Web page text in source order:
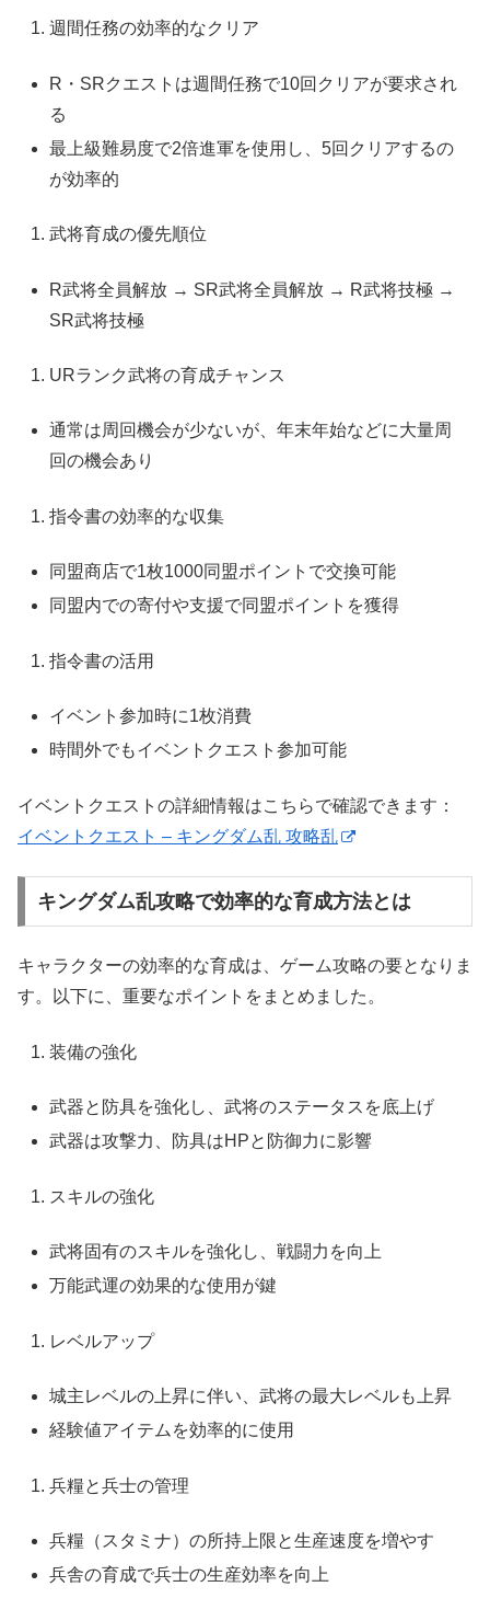
週間任務の効率的なクリア
R・SRクエストは週間任務で10回クリアが要求され
る
最上級難易度で2倍進軍を使用し、5回クリアするの
が効率的
武将育成の優先順位
R武将全員解放 → SR武将全員解放 → R武将技極 →
SR武将技極
URランク武将の育成チャンス
通常は周回機会が少ないが、年末年始などに大量周
回の機会あり
指令書の効率的な収集
同盟商店で1枚1000同盟ポイントで交換可能
同盟内での寄付や支援で同盟ポイントを獲得
指令書の活用
イベント参加時に1枚消費
時間外でもイベントクエスト参加可能
イベントクエストの詳細情報はこちらで確認できます：
イベントクエスト – キングダム乱 攻略乱
キングダム乱攻略で効率的な育成方法とは
キャラクターの効率的な育成は、ゲーム攻略の要となりま
す。以下に、重要なポイントをまとめました。
装備の強化
武器と防具を強化し、武将のステータスを底上げ
武器は攻撃力、防具はHPと防御力に影響
スキルの強化
武将固有のスキルを強化し、戦闘力を向上
万能武運の効果的な使用が鍵
レベルアップ
城主レベルの上昇に伴い、武将の最大レベルも上昇
経験値アイテムを効率的に使用
兵糧と兵士の管理
兵糧（スタミナ）の所持上限と生産速度を増やす
兵舎の育成で兵士の生産効率を向上